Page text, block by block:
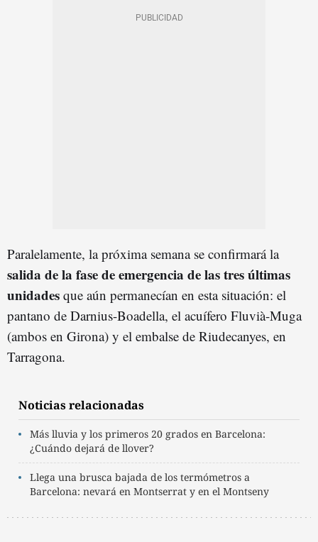
Paralelamente, la próxima semana se confirmará la
salida de la fase de emergencia de las tres últimas
unidades que aún permanecían en esta situación: el
pantano de Darnius-Boadella, el acuífero Fluvià-Muga
(ambos en Girona) y el embalse de Riudecanyes, en
Tarragona.
Noticias relacionadas
Más lluvia y los primeros 20 grados en Barcelona:
¿Cuándo dejará de llover?
Llega una brusca bajada de los termómetros a
Barcelona: nevará en Montserrat y en el Montseny